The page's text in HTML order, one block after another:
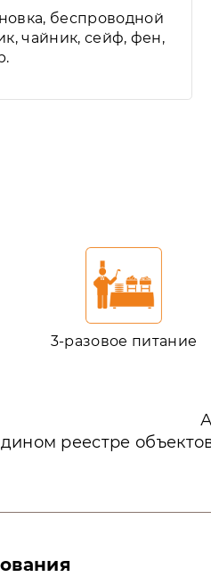
беспроводной
чайник, сейф, фен,
3-разовое питание
реестре